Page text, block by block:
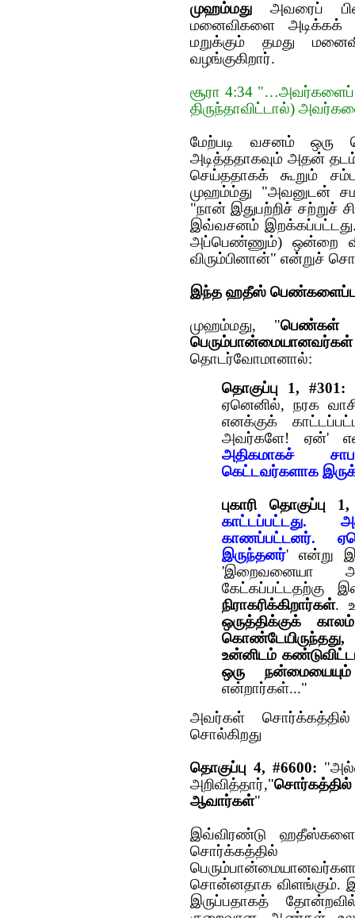
முஹம்மது அவரைப்
மனைவிகளை அடிக்கக்
மறுக்கும் தமது
வழங்குகிறார்.
சூரா 4:34 "…அவர்களைப்
திருந்தாவிட்டால்)
மேற்படி வசனம்
அடித்ததாகவும் அதன் தடம்
செய்ததாகக் கூறும்
முஹம்ம்து "அவனுடன்
"நான் இதுபற்றிச் சற்றுச்
இவ்வசனம்
அப்பெண்ணும்) ஒன்றை
விரும்பினான்" என்றுச்
இந்த ஹதீஸ்
முஹம்மது, "பெண்கள்
தொடர்வோமானால்:
தொகுப்பு 1, #301:
ஏனெனில், நரக
எனக்குக்
அவர்களே! ஏன்'
அதிகமாகச்
கெட்டவர்களாக
புகாரி தொகுப்பு
காட்டப்பட்டது.
காணப்பட்டனர்.
இருந்தனர்' என்று
'இறைவனையா
கேட்கப்பட்டதற்கு
நிராகரிக்கிறார்கள்.
ஒருத்திக்குக்
உன்னிடம்
ஒரு
என்றார்கள்..."
அவ‌ர்க‌ள்
சொல்கிற‌து‌
தொகுப்பு 4, #6600:
அறிவித்தார்,"சொர்கத்தில்
ஆவார்கள்"
இவ்விர‌ண்டு
சொர்க்க‌‌த்தில்
சொன்ன‌தாக‌ விள‌ங்கும்.
இருப்பதாகத்